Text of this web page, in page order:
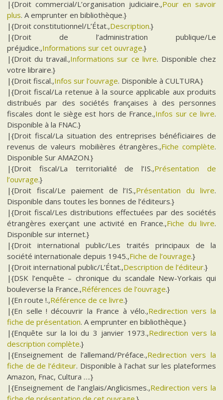
|{Droit commercial/L’organisation judiciaire.,Pour en savoir
plus. A emprunter en bibliothèque.}
|{Droit constitutionnel/L’État.,Description.}
|{Droit de l’administration publique/Le
préjudice.,Informations sur cet ouvrage.}
|{Droit du travail.,Informations sur ce livre. Disponible chez
votre libraire.}
|{Droit fiscal.,Infos sur l’ouvrage. Disponible à CULTURA.}
|{Droit fiscal/La retenue à la source applicable aux produits
distribués par des sociétés françaises à des personnes
fiscales dont le siège est hors de France.,Infos sur ce livre.
Disponible à la FNAC.}
|{Droit fiscal/La situation des entreprises bénéficiaires de
revenus de valeurs mobilières étrangères.,Fiche complète.
Disponible Sur AMAZON.}
|{Droit fiscal/La territorialité de l’IS.,Présentation de
l’ouvrage.}
|{Droit fiscal/Le paiement de l’IS.,Présentation du livre.
Disponible dans toutes les bonnes de l’éditeurs.}
|{Droit fiscal/Les distributions effectuées par des sociétés
étrangères exerçant une activité en France.,Fiche du livre.
Disponible sur internet.}
|{Droit international public/Les traités principaux de la
société internationale depuis 1945.,Fiche de l’ouvrage.}
|{Droit international public/L’État.,Description de l’éditeur.}
|{DSK l’enquête – chronique du scandale New-Yorkais qui
bouleverse la France.,Références de l’ouvrage.}
|{En route !.,Référence de ce livre.}
|{En selle ! découvrir la France à vélo.,Redirection vers la
fiche de présentation. A emprunter en bibliothèque.}
|{Enquête sur la loi du 3 janvier 1973.,Redirection vers la
description complète.}
|{Enseignement de l’allemand/Préface.,Redirection vers la
fiche de de l’éditeur. Disponible à l’achat sur les plateformes
Amazon, Fnac, Cultura ….}
|{Enseignement de l’anglais/Anglicismes.,Redirection vers la